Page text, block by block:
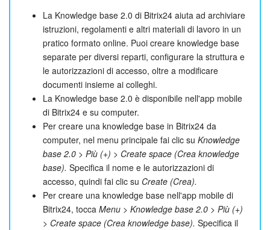
La Knowledge base 2.0 di Bitrix24 aiuta ad archiviare
istruzioni, regolamenti e altri materiali di lavoro in un
pratico formato online. Puoi creare knowledge base
separate per diversi reparti, configurare la struttura e
le autorizzazioni di accesso, oltre a modificare
documenti insieme ai colleghi.
La Knowledge base 2.0 è disponibile nell'app mobile
di Bitrix24 e su computer.
Per creare una knowledge base in Bitrix24 da
computer, nel menu principale fai clic su Knowledge
base 2.0 > Più (+) > Create space (Crea knowledge
base). Specifica il nome e le autorizzazioni di
accesso, quindi fai clic su Create (Crea).
Per creare una knowledge base nell'app mobile di
Bitrix24, tocca Menu > Knowledge base 2.0 > Più (+)
> Create space (Crea knowledge base). Specifica il